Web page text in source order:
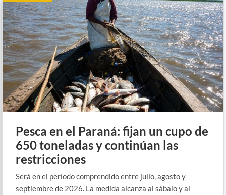
Pesca en el Paraná: fijan un cupo de
650 toneladas y continúan las
restricciones
Será en el período comprendido entre julio, agosto y
septiembre de 2026. La medida alcanza al sábalo y al